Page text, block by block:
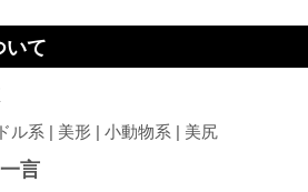
いて
ル系 | 美形 | 小動物系 | 美尻
言